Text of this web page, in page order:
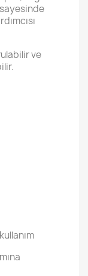
sayesinde
ve